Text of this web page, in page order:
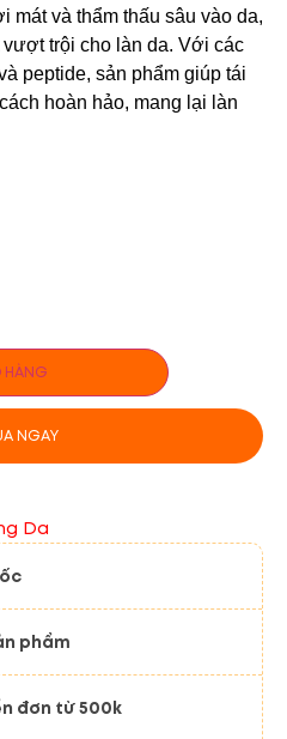
mát và thẩm thấu sâu vào da,
trội cho làn da. Với các
peptide, sản phẩm giúp tái
hoàn hảo, mang lại làn
HÀNG
NGAY
Da
phẩm
đơn từ 500k